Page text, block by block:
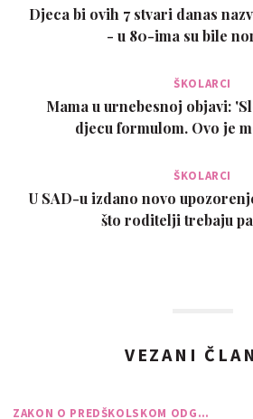
Djeca bi ovih 7 stvari danas
- u 80-ima su bile
ŠKOLARCI
Mama u urnebesnoj objavi:
djecu formulom. Ovo je
ŠKOLARCI
U SAD-u izdano novo
što roditelji trebaju
VEZANI
ZAKON O PREDŠKOLSKOM ODG…